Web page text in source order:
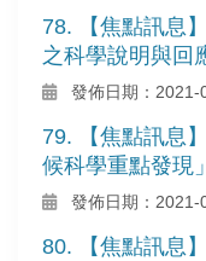
78. 【焦點訊息
之科學說明與回
發佈日期：2021-
79. 【焦點訊息
候科學重點發現」
發佈日期：2021-
80. 【焦點訊息